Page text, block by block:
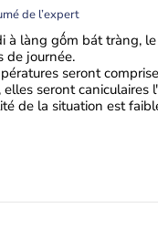
de l’expert
à làng gốm bát tràng,
de journée.
seront
elles seront caniculaires
de la situation est